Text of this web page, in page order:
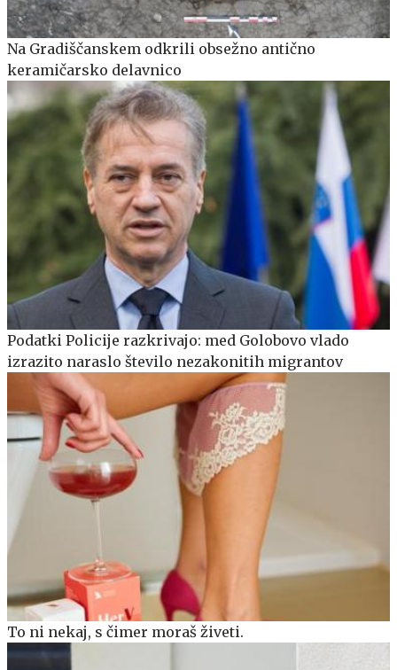
Na Gradiščanskem odkrili obsežno antično
keramičarsko delavnico
Podatki Policije razkrivajo: med Golobovo vlado
izrazito naraslo število nezakonitih migrantov
To ni nekaj, s čimer moraš živeti.